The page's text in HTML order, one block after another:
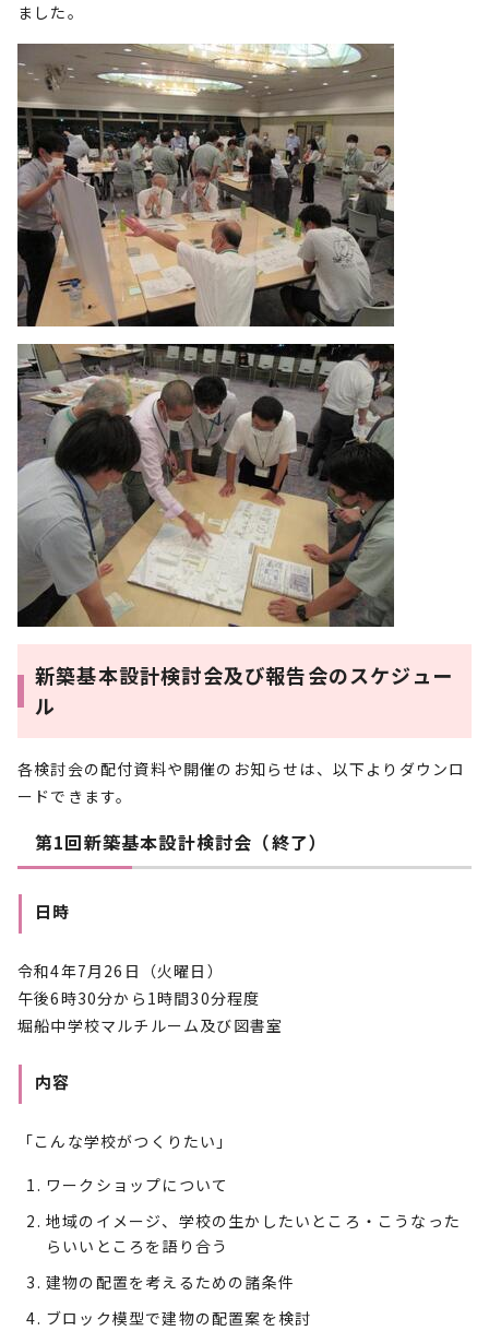
ました。
新築基本設計検討会及び報告会のスケジュー
ル
各検討会の配付資料や開催のお知らせは、以下よりダウンロ
ードできます。
第1回新築基本設計検討会（終了）
日時
令和4年7月26日（火曜日）
午後6時30分から1時間30分程度
堀船中学校マルチルーム及び図書室
内容
「こんな学校がつくりたい」
ワークショップについて
地域のイメージ、学校の生かしたいところ・こうなった
らいいところを語り合う
建物の配置を考えるための諸条件
ブロック模型で建物の配置案を検討